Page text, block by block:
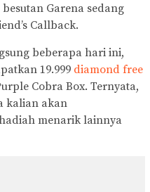
Garena sedang
Callback.
beberapa hari ini,
19.999 diamond free
Cobra Box. Ternyata,
kalian akan
menarik lainnya